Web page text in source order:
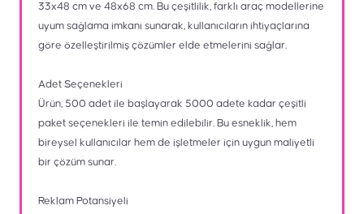
33x48 cm ve 48x68 cm. Bu çeşitlilik, farklı araç modellerine
uyum sağlama imkanı sunarak, kullanıcıların ihtiyaçlarına
göre özelleştirilmiş çözümler elde etmelerini sağlar.
Adet Seçenekleri
Ürün, 500 adet ile başlayarak 5000 adete kadar çeşitli
paket seçenekleri ile temin edilebilir. Bu esneklik, hem
bireysel kullanıcılar hem de işletmeler için uygun maliyetli
bir çözüm sunar.
Reklam Potansiyeli